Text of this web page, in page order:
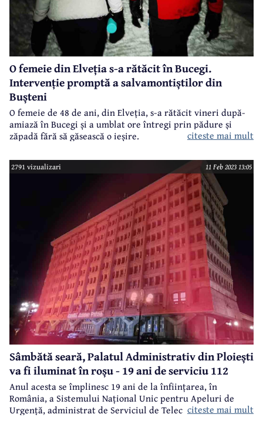
O femeie din Elveția s-a rătăcit în Bucegi.
Intervenție promptă a salvamontiștilor din
Bușteni
O femeie de 48 de ani, din Elveția, s-a rătăcit vineri după-
amiază în Bucegi și a umblat ore întregi prin pădure și
zăpadă fără să găsească o ieșire.
citeste mai mult
2791 vizualizari 11 Feb 2023 13:05
Sâmbătă seară, Palatul Administrativ din Ploiești
va fi iluminat în roșu - 19 ani de serviciu 112
Anul acesta se împlinesc 19 ani de la înființarea, în
România, a Sistemului Național Unic pentru Apeluri de
Urgență, administrat de Serviciul de Telecomunicații
citeste mai mult